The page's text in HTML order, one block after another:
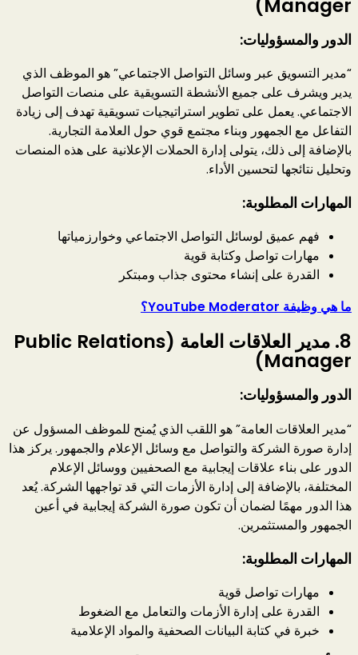
Manager)
الدور والمسؤوليات:
“مدير التسويق عبر وسائل التواصل الاجتماعي” هو الموظف الذي
يدير ويشرف على جميع الأنشطة التسويقية على منصات التواصل
الاجتماعي. يعمل على تطوير استراتيجيات تسويقية تهدف إلى زيادة
التفاعل مع الجمهور وبناء مجتمع قوي حول العلامة التجارية.
بالإضافة إلى ذلك، يتولى إدارة الحملات الإعلانية على هذه المنصات
وتحليل نتائجها لتحسين الأداء.
المهارات المطلوبة:
فهم عميق لوسائل التواصل الاجتماعي وخوارزمياتها
مهارات تواصل وكتابة قوية
القدرة على إنشاء محتوى جذاب ومبتكر
ما هي وظيفة YouTube Moderator؟
8. مدير العلاقات العامة (Public Relations
Manager)
الدور والمسؤوليات:
“مدير العلاقات العامة” هو اللقب الذي يُمنح للموظف المسؤول عن
إدارة صورة الشركة والتواصل مع وسائل الإعلام والجمهور. يركز هذا
الدور على بناء علاقات إيجابية مع الصحفيين ووسائل الإعلام
المختلفة، بالإضافة إلى إدارة الأزمات التي قد تواجهها الشركة. يُعد
هذا الدور مهمًا لضمان أن تكون صورة الشركة إيجابية في أعين
الجمهور والمستثمرين.
المهارات المطلوبة:
مهارات تواصل قوية
القدرة على إدارة الأزمات والتعامل مع الضغوط
خبرة في كتابة البيانات الصحفية والمواد الإعلامية